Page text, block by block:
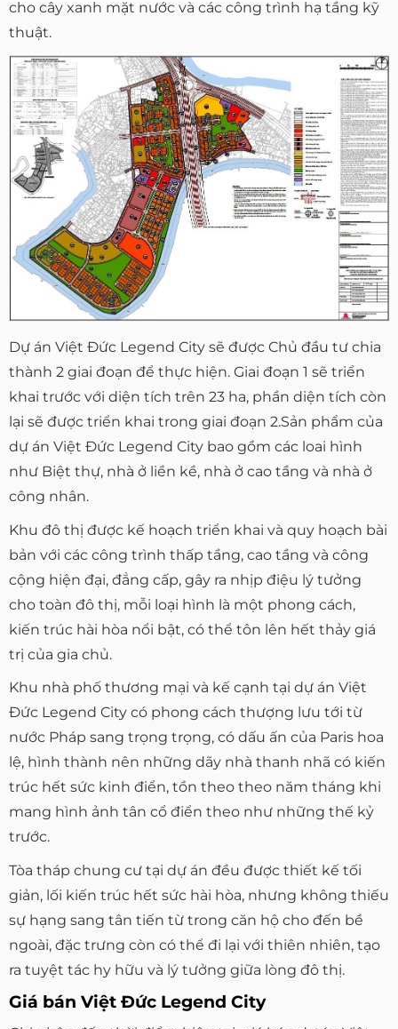
cho cây xanh mặt nước và các công trình hạ tầng kỹ
thuật.
Dự án Việt Đức Legend City sẽ được Chủ đầu tư chia
thành 2 giai đoạn để thực hiện. Giai đoạn 1 sẽ triển
khai trước với diện tích trên 23 ha, phần diện tích còn
lại sẽ được triển khai trong giai đoạn 2.Sản phẩm của
dự án Việt Đức Legend City bao gồm các loai hình
như Biệt thự, nhà ở liền kề, nhà ở cao tầng và nhà ở
công nhân.
Khu đô thị được kế hoạch triển khai và quy hoạch bài
bản với các công trình thấp tầng, cao tầng và công
cộng hiện đại, đẳng cấp, gây ra nhịp điệu lý tưởng
cho toàn đô thị, mỗi loại hình là một phong cách,
kiến trúc hài hòa nổi bật, có thể tôn lên hết thảy giá
trị của gia chủ.
Khu nhà phố thương mại và kế cạnh tại dự án Việt
Đức Legend City có phong cách thượng lưu tới từ
nước Pháp sang trọng trọng, có dấu ấn của Paris hoa
lệ, hình thành nên những dãy nhà thanh nhã có kiến
trúc hết sức kinh điển, tồn theo theo năm tháng khi
mang hình ảnh tân cổ điển theo như những thế kỷ
trước.
Tòa tháp chung cư tại dự án đều được thiết kế tối
giản, lối kiến trúc hết sức hài hòa, nhưng không thiếu
sự hạng sang tân tiến từ trong căn hộ cho đến bề
ngoài, đặc trưng còn có thể đi lại với thiên nhiên, tạo
ra tuyệt tác hy hữu và lý tưởng giữa lòng đô thị.
Giá bán Việt Đức Legend City